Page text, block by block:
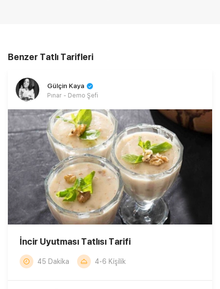
Benzer Tatlı Tarifleri
Gülçin Kaya
Pınar - Demo Şefi
İncir Uyutması Tatlısı Tarifi
45 Dakika 4-6 Kişilik